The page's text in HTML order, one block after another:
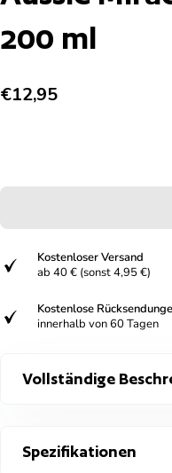
200 ml
Regulärer Preis
€12,95
Kostenloser Versand
ab 40 € (sonst 4,95 €)
Kostenlose
innerhalb von 60 Tagen
Vollständige
Spezifikationen